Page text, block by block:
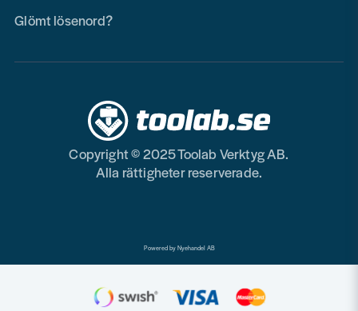
Glömt lösenord?
Copyright © 2025 Toolab Verktyg AB.
Alla rättigheter reserverade.
Powered by Nyehandel AB